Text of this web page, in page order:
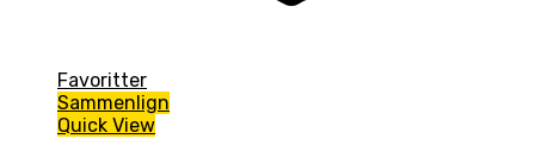
Favoritter
Sammenlign
Quick View